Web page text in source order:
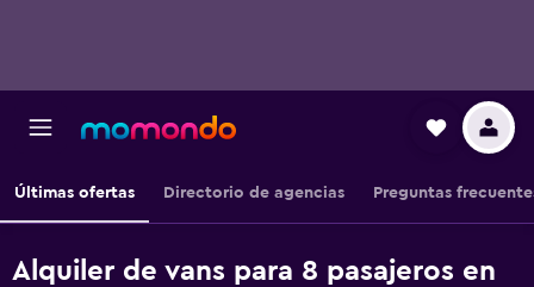
Últimas ofertas Directorio de agencias Preguntas
Alquiler de vans para 8 pasajeros en